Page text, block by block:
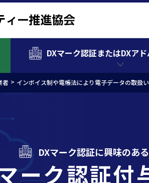
DXマーク認証またはDXア
者 インボイス制や電帳法により電子データの取扱
DXマーク認証に興味のあ
ーク認証付